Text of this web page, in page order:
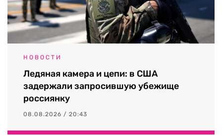
НОВОСТИ
Ледяная камера и цепи: в США
задержали запросившую убежище
россиянку
08.08.2026 / 20:43